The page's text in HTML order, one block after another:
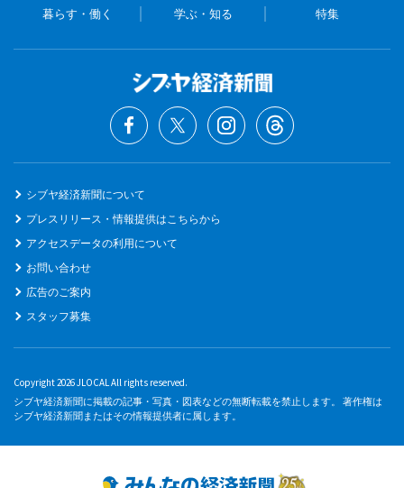
暮らす・働く 学ぶ・知る 特集
シブヤ経済新聞について
プレスリリース・情報提供はこちらから
アクセスデータの利用について
お問い合わせ
広告のご案内
スタッフ募集
Copyright 2026 JLOCAL All rights reserved.
シブヤ経済新聞に掲載の記事・写真・図表などの無断転載を禁止します。 著作権は
シブヤ経済新聞またはその情報提供者に属します。